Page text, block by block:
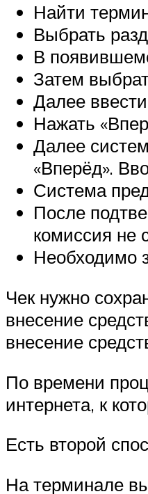
Найти
Выбрать
В
Затем
Далее
Нажать
Далее
«Вперёд».
Система
После
комиссия не
Необходимо
Чек нужно
внесение
внесение
По времени
интернета, к
Есть второй
На терминале